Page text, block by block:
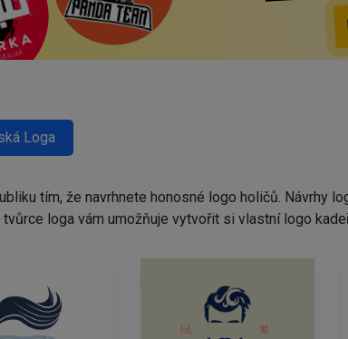
Loga
tím, že navrhnete honosné logo holičů. Návrhy
loga vám umožňuje vytvořit si vlastní logo